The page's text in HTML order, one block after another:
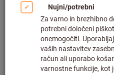
merjenje XT, Merilno
428652 2-6